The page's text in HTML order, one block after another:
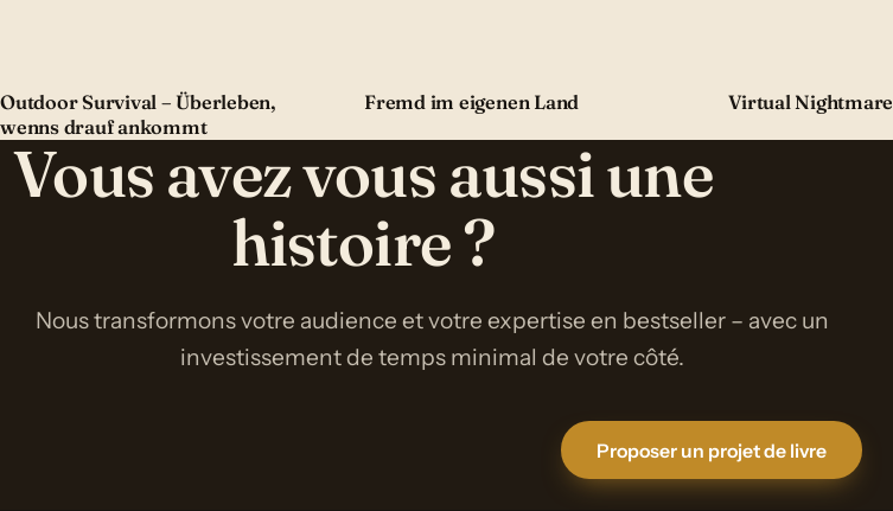
Outdoor Survival – Überleben,
wenns drauf ankommt
Fremd im eigenen Land Virtual Nightmare
Vous avez vous aussi une
histoire ?
Nous transformons votre audience et votre expertise en bestseller – avec un
investissement de temps minimal de votre côté.
Proposer un projet de livre